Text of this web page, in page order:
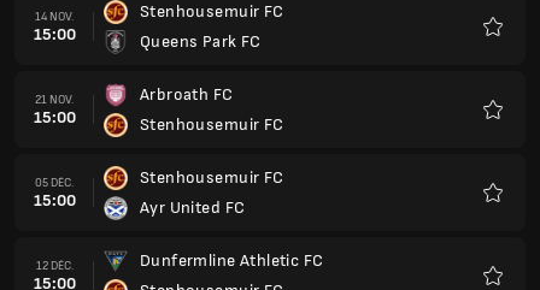
14 NOV.
15:00
Stenhousemuir FC
Queens Park FC
21 NOV.
15:00
Arbroath FC
Stenhousemuir FC
05 DÉC.
15:00
Stenhousemuir FC
Ayr United FC
12 DÉC.
15:00
Dunfermline Athletic FC